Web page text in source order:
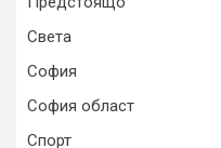
Света
София
София област
Спорт